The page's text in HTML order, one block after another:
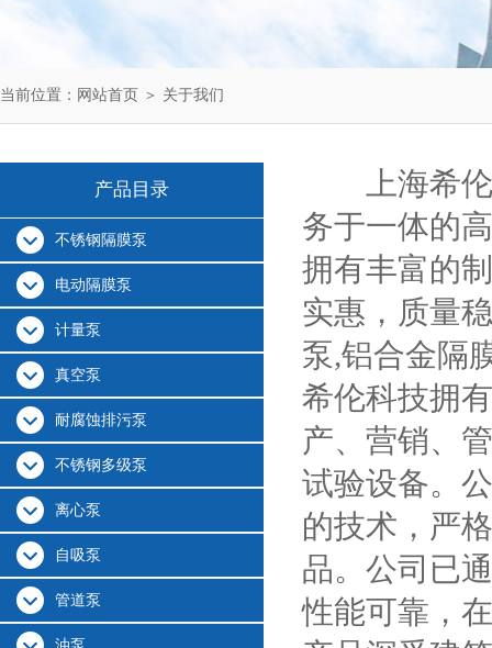
当前位置： 网站首页 ＞ 关于我们
产品目录
不锈钢隔膜泵
电动隔膜泵
计量泵
真空泵
耐腐蚀排污泵
不锈钢多级泵
离心泵
自吸泵
管道泵
上海希伦
务于一体的
拥有丰富的
实惠，质量
泵,铝合金隔
希伦科技拥
产、营销、
试验设备。
的技术，严
品。公司已
性能可靠，